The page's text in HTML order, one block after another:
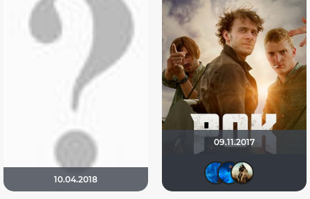
10.04.2018
09.11.2017